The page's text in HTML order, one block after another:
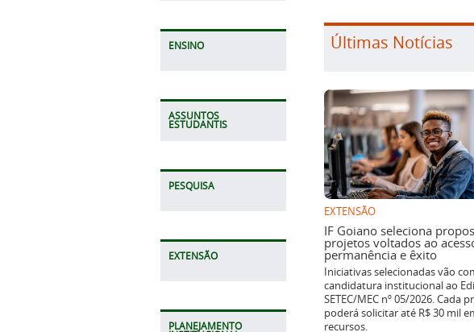
ENSINO
ASSUNTOS
ESTUDANTIS
PESQUISA
EXTENSÃO
PLANEJAMENTO
Últimas Notícias
EXTENSÃO
IF Goiano seleciona
projetos voltados ao
permanência e êxito
Iniciativas selecionadas vão
candidatura institucional ao
SETEC/MEC nº 05/2026. Cada
poderá solicitar até R$ 30 mil
recursos.